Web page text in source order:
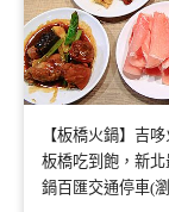
【板橋火鍋】吉
板橋吃到飽，新
鍋百匯交通停車(